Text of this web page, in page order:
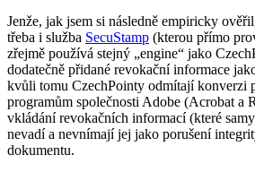
Jenže, jak jsem si následně empiricky
třeba i služba SecuStamp (kterou přímo
zřejmě používá stejný „engine“ jako
dodatečně přidané revokační informace
kvůli tomu CzechPointy odmítají konverzi
programům společnosti Adobe (Acrobat a
vkládání revokačních informací (které
nevadí a nevnímají jej jako porušení
dokumentu.